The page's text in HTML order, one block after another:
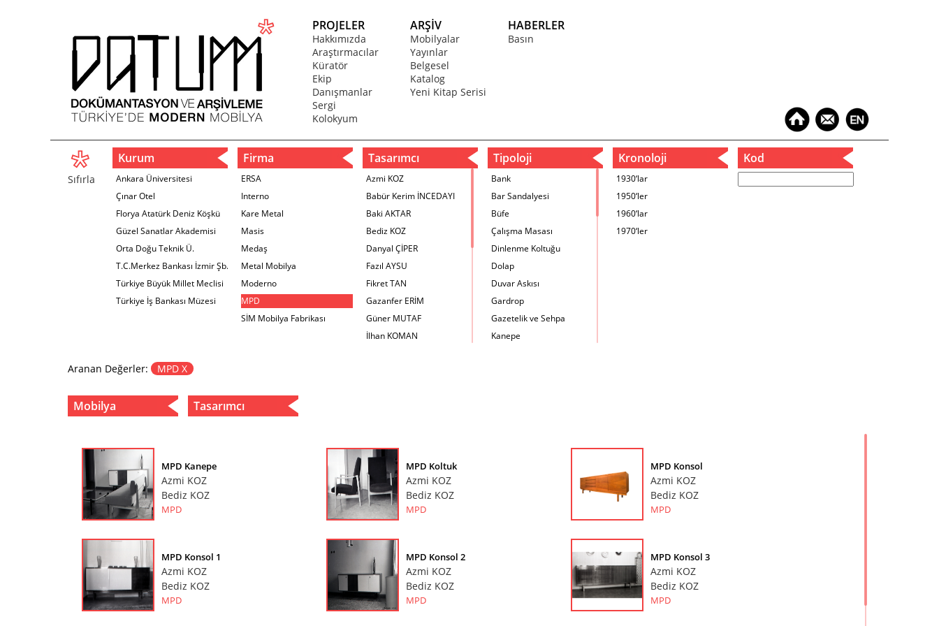
PROJELER
Hakkımızda
Araştırmacılar
Küratör
Ekip
Danışmanlar
Sergi
Kolokyum
ARŞİV
Mobilyalar
Yayınlar
Belgesel
Katalog
Yeni Kitap Serisi
HABERLER
Basın
Sıfırla
Kurum
Ankara Üniversitesi
Çınar Otel
Florya Atatürk Deniz Köşkü
Güzel Sanatlar Akademisi
Orta Doğu Teknik Ü.
T.C.Merkez Bankası İzmir Şb.
Türkiye Büyük Millet Meclisi
Türkiye İş Bankası Müzesi
Firma
ERSA
Interno
Kare Metal
Masis
Medaş
Metal Mobilya
Moderno
MPD
SİM Mobilya Fabrikası
Tasarımcı
Azmi KOZ
Babür Kerim İNCEDAYI
Baki AKTAR
Bediz KOZ
Danyal ÇİPER
Fazıl AYSU
Fikret TAN
Gazanfer ERİM
Güner MUTAF
İlhan KOMAN
Sadun ERSİN
Seyfi ARKAN
Turhan UNCUOĞLU
Yavuz IRMAK
Zeki KOCAMEMİ
Tipoloji
Bank
Bar Sandalyesi
Büfe
Çalışma Masası
Dinlenme Koltuğu
Dolap
Duvar Askısı
Gardrop
Gazetelik ve Sehpa
Kanepe
Kronoloji
1930‘lar
1950‘ler
1960‘lar
1970‘ler
Kod
Aranan Değerler: MPD X
Mobilya Tasarımcı
MPD Kanepe
Azmi KOZ
Bediz KOZ
MPD
MPD Koltuk
Azmi KOZ
Bediz KOZ
MPD
MPD Konsol
Azmi KOZ
Bediz KOZ
MPD
MPD Konsol 1
Azmi KOZ
Bediz KOZ
MPD
MPD Konsol 2
Azmi KOZ
Bediz KOZ
MPD
MPD Konsol 3
Azmi KOZ
Bediz KOZ
MPD